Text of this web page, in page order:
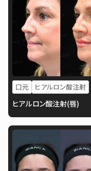
口元 ヒアルロン酸注射
ヒアルロン酸注射(唇)